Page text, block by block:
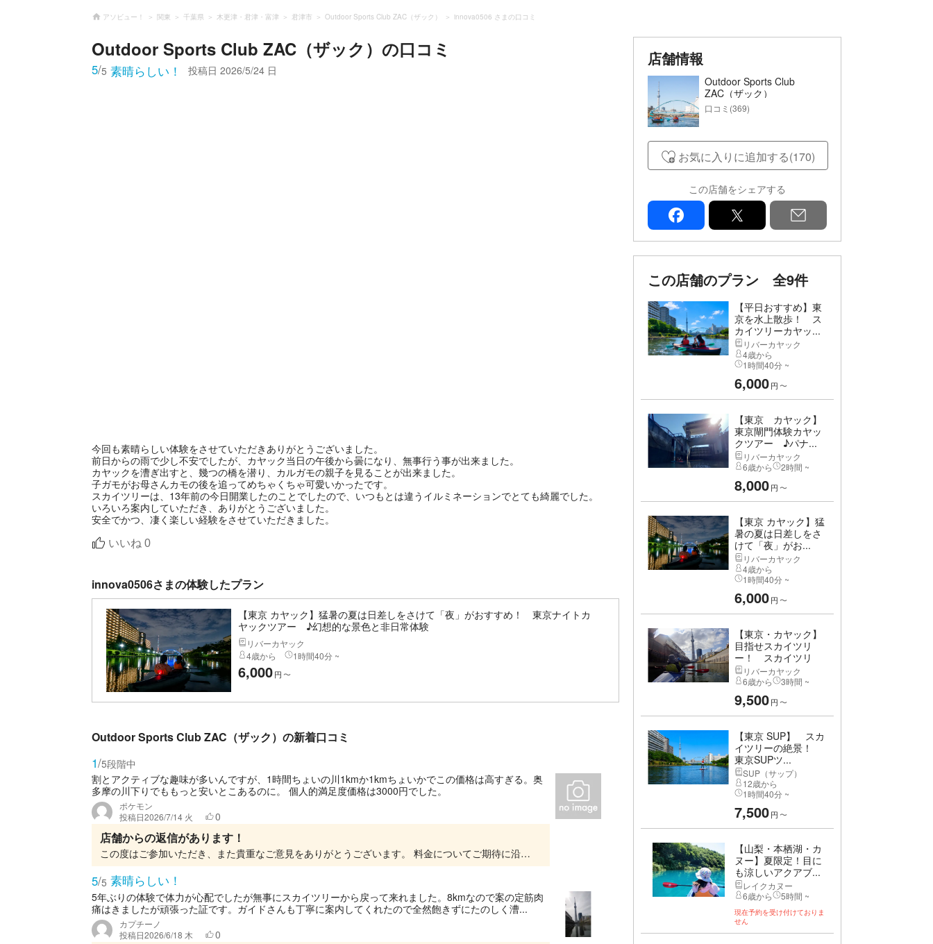
アソビュー！ 関東 千葉県 木更津・君津・富津 君津市 Outdoor Sports Club ZAC（ザック） innova0506 さまの口コミ
Outdoor Sports Club ZAC（ザック） の口コミ
5/5 素晴らしい！ 投稿日 2026/5/24 日
今回も素晴らしい体験をさせていただきありがとうございました。
前日からの雨で少し不安でしたが、カヤック当日の午後から曇になり、無事行う事が出来ました。
カヤックを漕ぎ出すと、幾つの橋を潜り、カルガモの親子を見ることが出来ました。
子ガモがお母さんカモの後を追ってめちゃくちゃ可愛いかったです。
スカイツリーは、13年前の今日開業したのことでしたので、いつもとは違うイルミネーションでとても綺麗でした。
いろいろ案内していただき、ありがとうございました。
いいね 0
innova0506さまの体験したプラン
【東京 カヤック】猛暑の夏は日差しをさけて「夜」がおすすめ！ 東京ナイトカ
ヤックツアー ♪幻想的な景色と非日常体験
リバーカヤック
4歳から
1時間40分 ~
6,000円 〜
Outdoor Sports Club ZAC（ザック）の新着口コミ
1/5段階中
割とアクティブな趣味が多いんですが、1時間ちょいの川1kmか1kmちょいかでこの価格は高すぎる。奥
多摩の川下りでももっと安いとこあるのに。 個人的満足度価格は3000円でした。
ポケモン
投稿日2026/7/14 火 0
店舗からの返信があります！
この度はご参加いただき、また貴重なご意見をありがとうございます。 料金についてご期待に沿えず、ご満足いただけなかったことは残念に思っております。 当ツアーは、初心者の方にも安心して...
5/5 素晴らしい！
5年ぶりの体験で体力が心配でしたが無事にスカイツリーから戻って来れました。8kmなので案の定筋肉
痛はきましたが頑張った証です。ガイドさんも丁寧に案内してくれたので全然飽きずにたのしく漕...
カプチーノ
投稿日2026/6/18 木 0
店舗情報
Outdoor Sports Club
ZAC（ザック）
口コミ(369)
お気に入りに追加する(170)
この店舗をシェアする
facebook
この店舗のプラン 全9件
【平日おすすめ】東
京を水上散歩！ ス
カイツリーカヤッ...
リバーカヤック
4歳から
1時間40分 ~
6,000円 〜
【東京 カヤック】
東京閘門体験カヤッ
クツアー ♪パナ...
リバーカヤック
6歳から
2時間 ~
8,000円 〜
【東京 カヤック】猛
暑の夏は日差しをさ
けて「夜」がお...
リバーカヤック
4歳から
1時間40分 ~
6,000円 〜
【東京・カヤック】
目指せスカイツリ
ー！ スカイツリ
ー...リバーカヤック
6歳から
3時間 ~
9,500円 〜
【東京 SUP】 スカ
イツリーの絶景！
東京SUPツ...
SUP（サップ）
12歳から
1時間40分 ~
7,500円 〜
【山梨・本栖湖・カ
ヌー】夏限定！目に
も涼しいアクアブ...
レイクカヌー
6歳から
5時間 ~
現在予約を受け付けておりま
せん